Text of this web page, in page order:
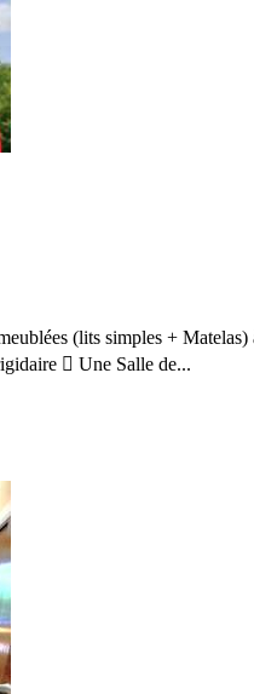
(lits simples +
 Une Salle de...